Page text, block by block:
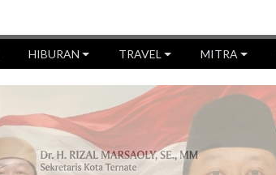
HIBURAN TRAVEL MITRA